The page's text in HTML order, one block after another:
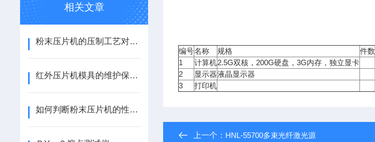
相关文章
粉末压片机的压制工艺对材料性能有哪些影响
红外压片机模具的维护保养：清洁、防锈与存放规范
如何判断粉末压片机的性能是否良好？
编号名称 规格 件数
1 计算机2.5G双核， 200G硬盘，3G内存，独立显卡
2 显示器液晶显示器
3 打印机
上一个： HNL-55700多束光纤激光源